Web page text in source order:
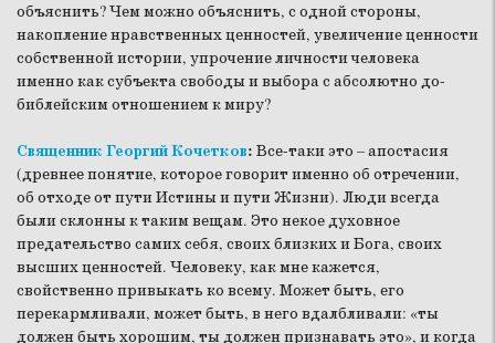
объяснить? Чем можно объяснить, с одной стороны,
накопление нравственных ценностей, увеличение ценности
собственной истории, упрочение личности человека
именно как субъекта свободы и выбора с абсолютно до-
библейским отношением к миру?
Священник Георгий Кочетков: Все-таки это – апостасия
(древнее понятие, которое говорит именно об отречении,
об отходе от пути Истины и пути Жизни). Люди всегда
были склонны к таким вещам. Это некое духовное
предательство самих себя, своих близких и Бога, своих
высших ценностей. Человеку, как мне кажется,
свойственно привыкать ко всему. Может быть, его
перекармливали, может быть, в него вдалбливали: «ты
должен быть хорошим, ты должен признавать это», и когда